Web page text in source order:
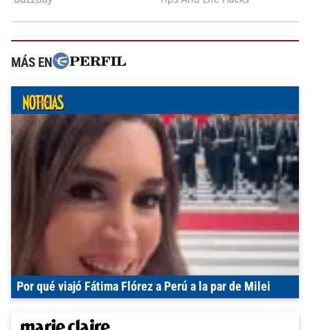
MÁS EN
Por qué viajó Fátima Flórez a Perú a la par de Milei